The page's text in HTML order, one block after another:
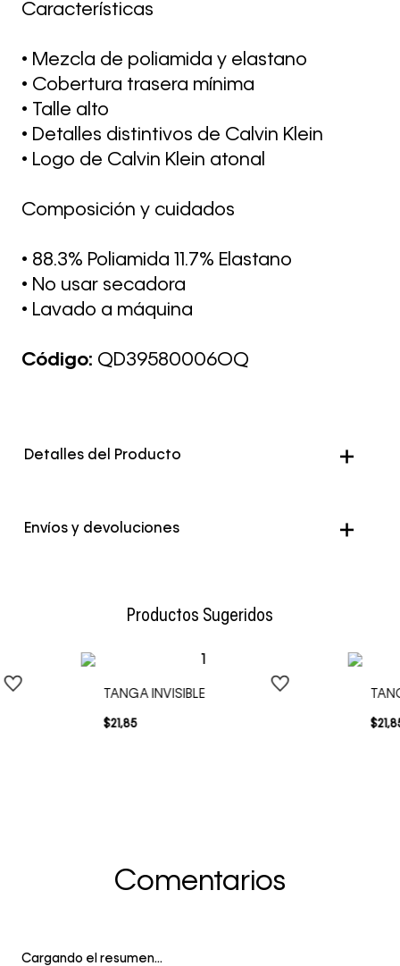
Características
• Mezcla de poliamida y elastano
• Cobertura trasera mínima
• Talle alto
• Detalles distintivos de Calvin Klein
• Logo de Calvin Klein atonal
Composición y cuidados
• 88.3% Poliamida 11.7% Elastano
• No usar secadora
• Lavado a máquina
Código: QD39580006OQ
Detalles del Producto
Color Rojo
Envíos y devoluciones
Productos Sugeridos
TANGA INVISIBLE
$21,85 $21,
Comentarios
Cargando el resumen…